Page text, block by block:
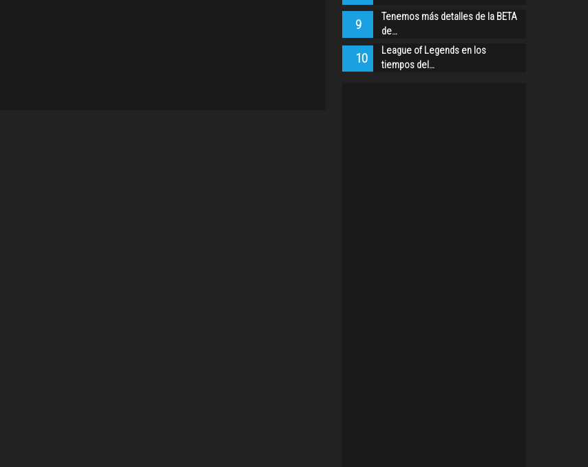
9
Tenemos más detalles de la BETA
de…
10
League of Legends en los
tiempos del…